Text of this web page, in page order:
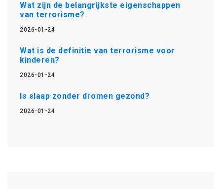
Wat zijn de belangrijkste eigenschappen
van terrorisme?
2026-01-24
Wat is de definitie van terrorisme voor
kinderen?
2026-01-24
Is slaap zonder dromen gezond?
2026-01-24